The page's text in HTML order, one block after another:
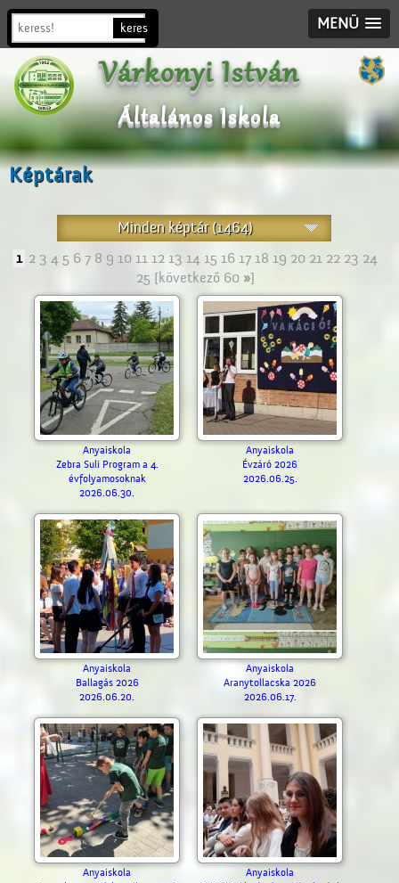
MENÜ
Várkonyi István
Általános Iskola
Képtárak
Minden képtár (1464)
1 2 3 4 5 6 7 8 9 10 11 12 13 14 15 16 17 18 19 20 21 22 23 24
25 [következő 60 »]
Anyaiskola
Zebra Suli Program a 4.
évfolyamosoknak
2026.06.30.
Anyaiskola
Évzáró 2026
2026.06.25.
Anyaiskola
Ballagás 2026
2026.06.20.
Anyaiskola
Aranytollacska 2026
2026.06.17.
Anyaiskola
Anyaiskola